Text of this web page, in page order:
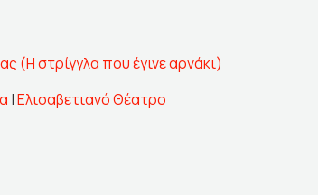
(Η στρίγγλα που έγινε αρνάκι)
|Ελισαβετιανό Θέατρο